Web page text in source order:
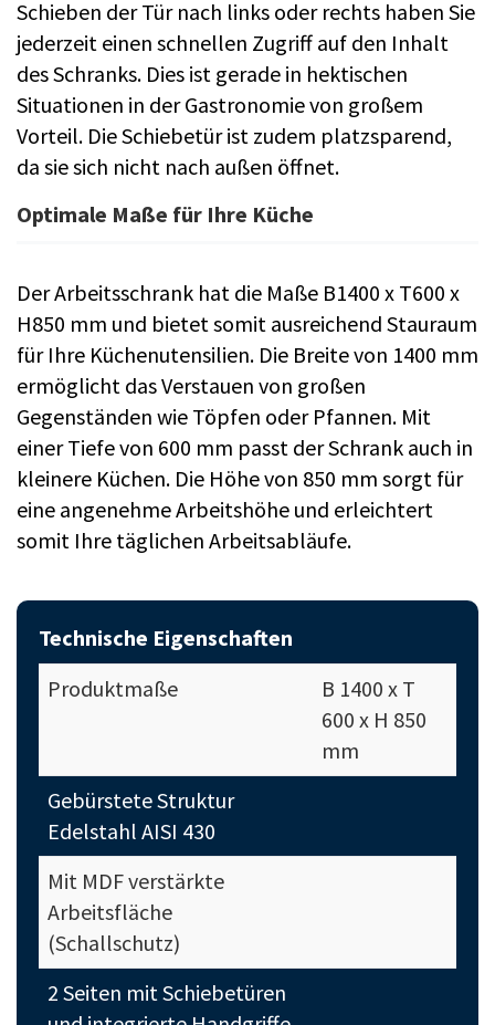
Schieben der Tür nach links oder rechts haben Sie
jederzeit einen schnellen Zugriff auf den Inhalt
des Schranks. Dies ist gerade in hektischen
Situationen in der Gastronomie von großem
Vorteil. Die Schiebetür ist zudem platzsparend,
da sie sich nicht nach außen öffnet.
Optimale Maße für Ihre Küche
Der Arbeitsschrank hat die Maße B1400 x T600 x
H850 mm und bietet somit ausreichend Stauraum
für Ihre Küchenutensilien. Die Breite von 1400 mm
ermöglicht das Verstauen von großen
Gegenständen wie Töpfen oder Pfannen. Mit
einer Tiefe von 600 mm passt der Schrank auch in
kleinere Küchen. Die Höhe von 850 mm sorgt für
eine angenehme Arbeitshöhe und erleichtert
somit Ihre täglichen Arbeitsabläufe.
Technische Eigenschaften
Produktmaße
B 1400 x T
600 x H 850
mm
Gebürstete Struktur
Edelstahl AISI 430
Mit MDF verstärkte
Arbeitsfläche
(Schallschutz)
2 Seiten mit Schiebetüren